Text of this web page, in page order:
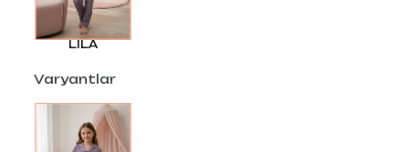
LILA
Varyantlar